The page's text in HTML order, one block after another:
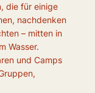
die für einige
nachdenken
– mitten in
Wasser.
und Camps